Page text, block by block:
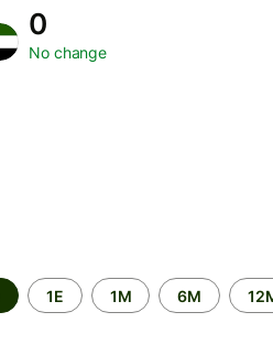
0
No change
1Ε 1M 6M